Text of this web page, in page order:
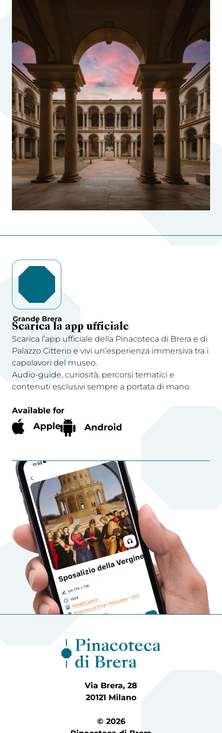
Scarica la app ufficiale
Scarica l’app ufficiale della Pinacoteca di Brera e di
Palazzo Citterio e vivi un’esperienza immersiva tra i
capolavori del museo.
Audio-guide, curiosità, percorsi tematici e
contenuti esclusivi sempre a portata di mano.
Available for
Via Brera, 28
20121 Milano
© 2026